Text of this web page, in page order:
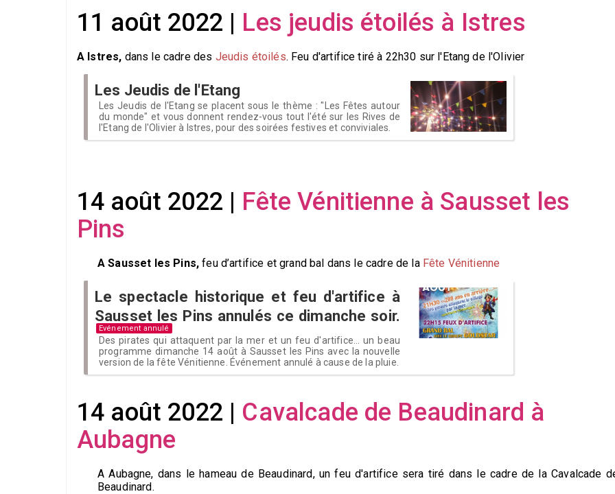
11 août 2022 | Les jeudis étoilés à Istres
A Istres, dans le cadre des Jeudis étoilés. Feu d'artifice tiré à 22h30 sur l'Etang de l'Olivier
Les Jeudis de l'Etang
Les Jeudis de l'Etang se placent sous le thème : "Les Fêtes autour
du monde" et vous donnent rendez-vous tout l'été sur les Rives de
l'Etang de l'Olivier à Istres, pour des soirées festives et conviviales.
14 août 2022 | Fête Vénitienne à Sausset les
Pins
A Sausset les Pins,feu d’artifice et grand bal dans le cadre de la Fête Vénitienne
Le spectacle historique et feu d'artifice à
Sausset les Pins annulés ce dimanche soir.
Evénement annulé
Des pirates qui attaquent par la mer et un feu d'artifice... un beau
programme dimanche 14 août à Sausset les Pins avec la nouvelle
version de la fête Vénitienne. Événement annulé à cause de la pluie.
14 août 2022 | Cavalcade de Beaudinard à
Aubagne
A Aubagne, dans le hameau de Beaudinard, un feu d'artifice sera tiré dans le cadre de la Cavalcade
Beaudinard.